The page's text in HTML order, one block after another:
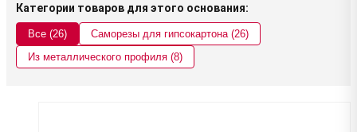
Категории товаров для этого основания:
Все (26)
Саморезы для гипсокартона (26)
Из металлического профиля (8)